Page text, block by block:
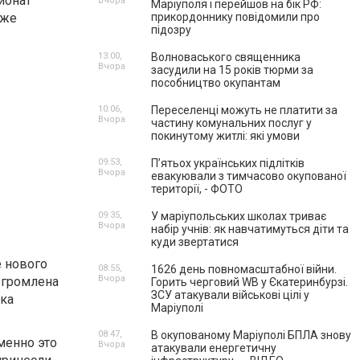
это
Маріуполя і перейшов на бік РФ:
прикордоннику повідомили про
підозру
Волноваського священника
засудили на 15 років тюрми за
пособництво окупантам
13:00,
Вчора
Переселенці можуть не платити за
частину комунальних послуг у
покинутому житлі: які умови
10:06,
Вчора
П’ятьох українських підлітків
евакуювали з тимчасово окупованої
території, - ФОТО
09:53,
Вчора
У маріупольських школах триває
набір учнів: як навчатимуться діти та
куди звертатися
09:35,
Вчора
1626 день повномасштабної війни.
Горить черговий WB у Єкатеринбурзі.
ЗСУ атакували військові цілі у
Маріуполі
08:55,
Вчора
В окупованому Маріуполі БПЛА знову
атакували енергетичну
08:47,
Вчора